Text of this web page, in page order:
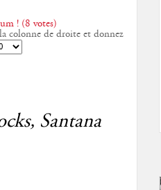
! (8 votes)
colonne de droite et donnez
Santana